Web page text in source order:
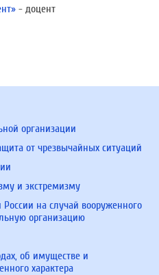
- доцент
организации
от чрезвычайных ситуаций
и экстремизму
на случай вооруженного
организацию
об имуществе и
характера